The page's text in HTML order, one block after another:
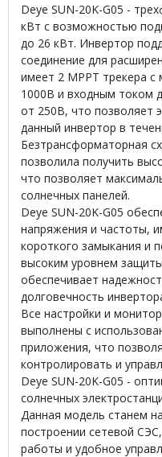
Deye SUN-20K-G05 -
кВт с возможностью
до 26 кВт. Инвертор
соединение для
имеет 2 MPPT трекера
1000В и входным током
от 250В, что позволяет
данный инвертор в
Безтрансформаторная
позволила получить
что позволяет
солнечных панелей.
Deye SUN-20K-G05
напряжения и частоты,
короткого замыкания и
высоким уровнем
обеспечивает
долговечность
Все настройки и
выполнены с
приложения, что
контролировать и
Deye SUN-20K-G05 -
солнечных
Данная модель станем
построении сетевой
работы и удобное